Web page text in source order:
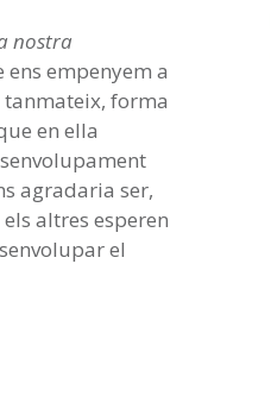
nostra
ens empenyem a
forma
en ella
agradaria ser,
altres esperen
el